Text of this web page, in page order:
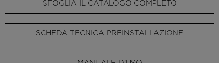
SFOGLIA IL CATALOGO COMPLETO
SCHEDA TECNICA PREINSTALLAZIONE